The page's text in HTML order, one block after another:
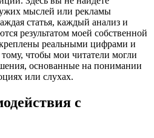
мыслей или рекламы
статья, каждый анализ и
результатом моей собственной
реальными цифрами и
чтобы мои читатели могли
основанные на понимании
или слухах.
с